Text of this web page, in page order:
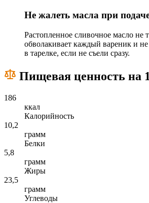
Не жалеть масла при
Растопленное сливочное масло не
обволакивает каждый вареник и
в тарелке, если не съели сразу.
Пищевая ценность на
186
ккал
Калорийность
10,2
грамм
Белки
5,8
грамм
Жиры
23,5
грамм
Углеводы